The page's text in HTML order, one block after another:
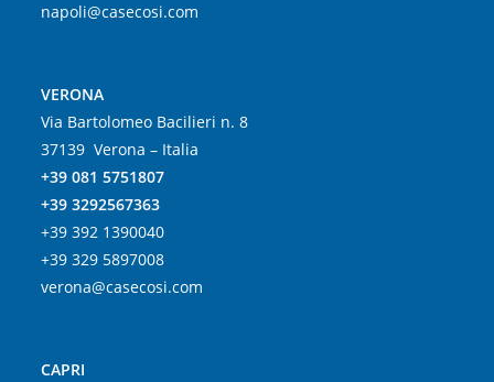
napoli@casecosi.com
VERONA
Via Bartolomeo Bacilieri n. 8
37139 Verona – Italia
+39 081 5751807
+39 3292567363
+39 392 1390040
+39 329 5897008
verona@casecosi.com
CAPRI